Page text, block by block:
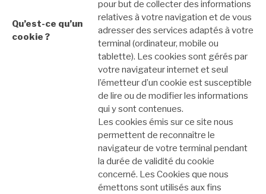
Qu’est-ce qu’un
cookie ?
pour but de collecter des informations
relatives à votre navigation et de vous
adresser des services adaptés à votre
terminal (ordinateur, mobile ou
tablette). Les cookies sont gérés par
votre navigateur internet et seul
l’émetteur d’un cookie est susceptible
de lire ou de modifier les informations
qui y sont contenues.
Les cookies émis sur ce site nous
permettent de reconnaître le
navigateur de votre terminal pendant
la durée de validité du cookie
concerné. Les Cookies que nous
émettons sont utilisés aux fins